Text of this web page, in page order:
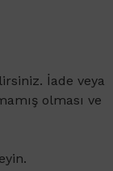
Vichy Dercos
İade veya
olması ve